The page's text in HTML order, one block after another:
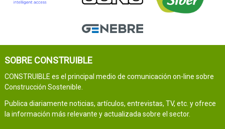
SOBRE CONSTRUIBLE
CONSTRUIBLE es el principal medio de comunicación on-line sobre
Construcción Sostenible.
Publica diariamente noticias, artículos, entrevistas, TV, etc. y ofrece
la información más relevante y actualizada sobre el sector.